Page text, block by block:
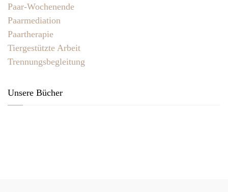
Paar-Wochenende
Paarmediation
Paartherapie
Tiergestützte Arbeit
Trennungsbegleitung
Unsere Bücher